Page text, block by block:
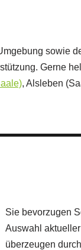
sowie
Gerne
, Alsleben
Sie bevorzugen
Auswahl
überzeugen